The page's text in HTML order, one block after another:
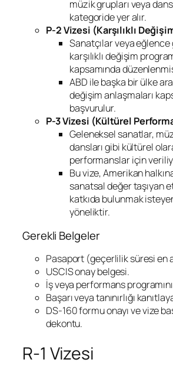
müzik grupları veya
kategoride yer alır.
P-2 Vizesi (Karşılıklı
Sanatçılar veya eğlence
karşılıklı değişim
kapsamında
ABD ile başka bir ülke
değişim anlaşmaları
başvurulur.
P-3 Vizesi (Kültürel
Geleneksel sanatlar,
dansları gibi kültürel
performanslar için
Bu vize, Amerikan
sanatsal değer taşıyan
katkıda bulunmak
yöneliktir.
Gerekli Belgeler
Pasaport (geçerlilik süresi en
USCIS onay belgesi.
İş veya performans
Başarı veya tanınırlığı
DS-160 formu onayı ve vize
dekontu.
R-1 Vizesi